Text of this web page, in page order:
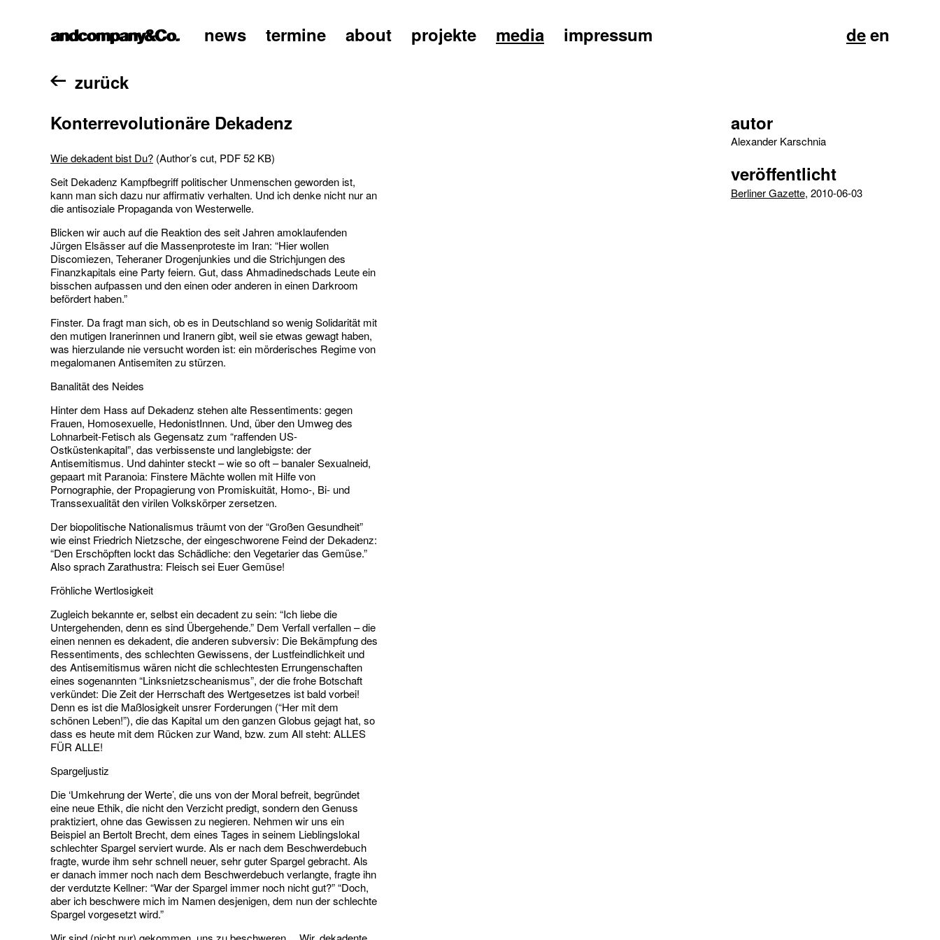
home news termine about projekte media impressum deen
zurück
Konterrevolutionäre Dekadenz
Wie dekadent bist Du? (Author’s cut, PDF 52 KB)
Seit Dekadenz Kampfbegriff politischer Unmenschen geworden ist,
kann man sich dazu nur affirmativ verhalten. Und ich denke nicht nur an
die antisoziale Propaganda von Westerwelle.
Blicken wir auch auf die Reaktion des seit Jahren amoklaufenden
Jürgen Elsässer auf die Massenproteste im Iran: “Hier wollen
Discomiezen, Teheraner Drogenjunkies und die Strichjungen des
Finanzkapitals eine Party feiern. Gut, dass Ahmadinedschads Leute ein
bisschen aufpassen und den einen oder anderen in einen Darkroom
befördert haben.”
Finster. Da fragt man sich, ob es in Deutschland so wenig Solidarität mit
den mutigen Iranerinnen und Iranern gibt, weil sie etwas gewagt haben,
was hierzulande nie versucht worden ist: ein mörderisches Regime von
megalomanen Antisemiten zu stürzen.
Banalität des Neides
Hinter dem Hass auf Dekadenz stehen alte Ressentiments: gegen
Frauen, Homosexuelle, HedonistInnen. Und, über den Umweg des
Lohnarbeit-Fetisch als Gegensatz zum “raffenden US-
Ostküstenkapital”, das verbissenste und langlebigste: der
Antisemitismus. Und dahinter steckt – wie so oft – banaler Sexualneid,
gepaart mit Paranoia: Finstere Mächte wollen mit Hilfe von
Pornographie, der Propagierung von Promiskuität, Homo-, Bi- und
Transsexualität den virilen Volkskörper zersetzen.
Der biopolitische Nationalismus träumt von der “Großen Gesundheit”
wie einst Friedrich Nietzsche, der eingeschworene Feind der Dekadenz:
“Den Erschöpften lockt das Schädliche: den Vegetarier das Gemüse.”
Also sprach Zarathustra: Fleisch sei Euer Gemüse!
Fröhliche Wertlosigkeit
Zugleich bekannte er, selbst ein decadent zu sein: “Ich liebe die
Untergehenden, denn es sind Übergehende.” Dem Verfall verfallen – die
einen nennen es dekadent, die anderen subversiv: Die Bekämpfung des
Ressentiments, des schlechten Gewissens, der Lustfeindlichkeit und
des Antisemitismus wären nicht die schlechtesten Errungenschaften
eines sogenannten “Linksnietzscheanismus”, der die frohe Botschaft
verkündet: Die Zeit der Herrschaft des Wertgesetzes ist bald vorbei!
Denn es ist die Maßlosigkeit unsrer Forderungen (“Her mit dem
schönen Leben!”), die das Kapital um den ganzen Globus gejagt hat, so
dass es heute mit dem Rücken zur Wand, bzw. zum All steht: ALLES
FÜR ALLE!
Spargeljustiz
Die ‘Umkehrung der Werte’, die uns von der Moral befreit, begründet
eine neue Ethik, die nicht den Verzicht predigt, sondern den Genuss
praktiziert, ohne das Gewissen zu negieren. Nehmen wir uns ein
Beispiel an Bertolt Brecht, dem eines Tages in seinem Lieblingslokal
schlechter Spargel serviert wurde. Als er nach dem Beschwerdebuch
fragte, wurde ihm sehr schnell neuer, sehr guter Spargel gebracht. Als
er danach immer noch nach dem Beschwerdebuch verlangte, fragte ihn
der verdutzte Kellner: “War der Spargel immer noch nicht gut?” “Doch,
aber ich beschwere mich im Namen desjenigen, dem nun der schlechte
Spargel vorgesetzt wird.”
autor
Alexander Karschnia
veröffentlicht
Berliner Gazette, 2010-06-03